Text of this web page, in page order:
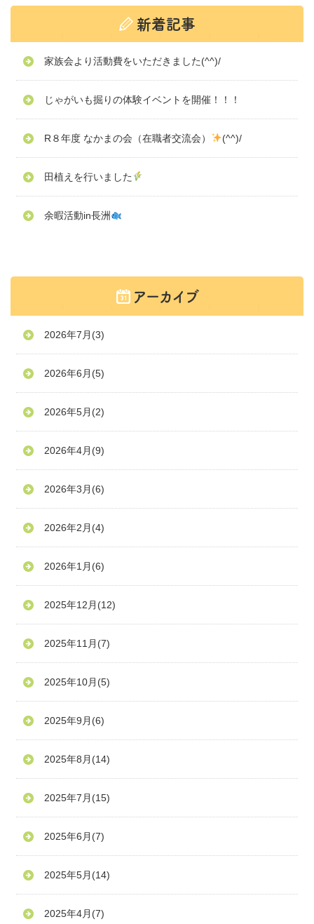
家族会より活動費をいただきました(^^)/
じゃがいも掘りの体験イベントを開催！！！
R８年度 なかまの会（在職者交流会） (^^)/
田植えを行いました
余暇活動in長洲
2026年7月 (3)
2026年6月 (5)
2026年5月 (2)
2026年4月 (9)
2026年3月 (6)
2026年2月 (4)
2026年1月 (6)
2025年12月 (12)
2025年11月 (7)
2025年10月 (5)
2025年9月 (6)
2025年8月 (14)
2025年7月 (15)
2025年6月 (7)
2025年5月 (14)
2025年4月 (7)